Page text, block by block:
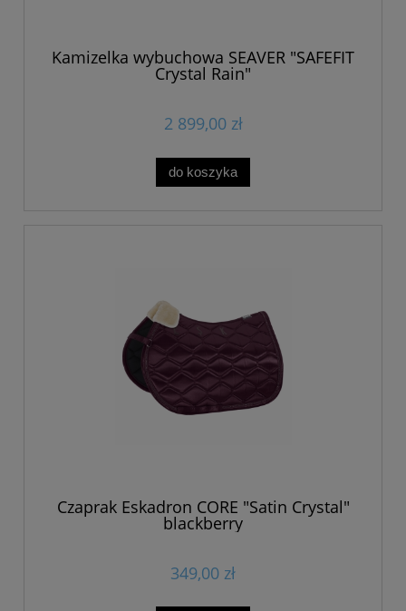
Kamizelka wybuchowa SEAVER "SAFEFIT
Crystal Rain"
2 899,00 zł
do koszyka
Czaprak Eskadron CORE "Satin Crystal"
blackberry
349,00 zł